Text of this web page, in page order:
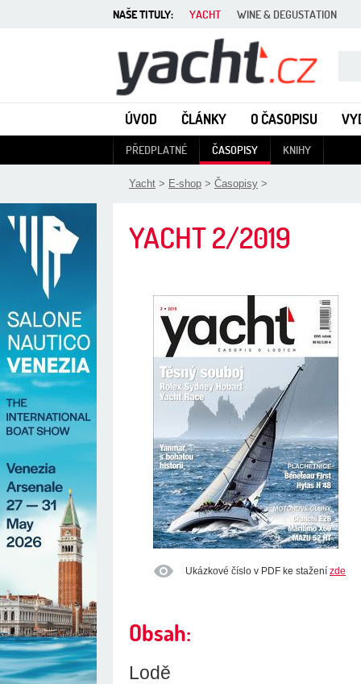
Yacht - Časopis o lodích
ÚVOD ČLÁNKY O ČASOPISU
PŘEDPLATNÉ ČASOPISY KNIHY
Yacht > E-shop > Časopisy >
YACHT2/2019
Ukázkové číslo v PDF ke stažení zde
Obsah:
Lodě
NAŠE TITULY: YACHT WINE & DEGUSTATION